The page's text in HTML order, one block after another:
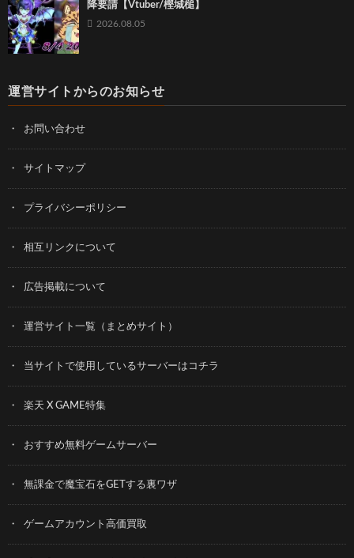
降要請【Vtuber/樫城槌】
2026.08.05
運営サイトからのお知らせ
お問い合わせ
サイトマップ
プライバシーポリシー
相互リンクについて
広告掲載について
運営サイト一覧（まとめサイト）
当サイトで使用しているサーバーはコチラ
楽天 X GAME特集
おすすめ無料ゲームサーバー
無課金で魔宝石をGETする裏ワザ
ゲームアカウント高価買取